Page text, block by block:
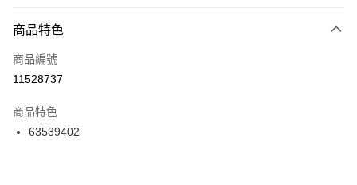
３．安心：先確認商品／服務後，再付款。
【「AFTEE先享後付」結帳流程】
１．於結帳方式選擇「AFTEE先享後付」後，將跳轉至「AFTEE先享後付」
２．訂單成立數日內，您將收到繳費通知簡訊。
３．收到繳費通知簡訊後14天內，點擊此簡訊中的連結，可透過四大超商／
ATM／網路銀行／等多元方式進行付款，方視為交易完成。
每筆NT$100，滿NT$1,500(含以上)免運費
宅配
每筆NT$100，滿NT$1,500(含以上)免運費
付款後門市自取
每筆NT$100，滿NT$1,500(含以上)免運費
商品特色
商品編號
11528737
商品特色
63539402